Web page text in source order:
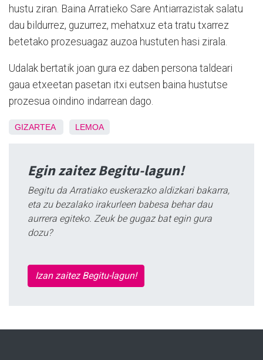
hustu ziran. Baina Arratieko Sare Antiarrazistak salatu
dau bildurrez, guzurrez, mehatxuz eta tratu txarrez
betetako prozesuagaz auzoa hustuten hasi zirala.
Udalak bertatik joan gura ez daben persona taldeari
gaua etxeetan pasetan itxi eutsen baina hustutse
prozesua oindino indarrean dago.
GIZARTEA LEMOA
Egin zaitez Begitu-lagun!
Begitu da Arratiako euskerazko aldizkari bakarra,
eta zu bezalako irakurleen babesa behar dau
aurrera egiteko. Zeuk be gugaz bat egin gura
dozu?
Izan zaitez Begitu-lagun!